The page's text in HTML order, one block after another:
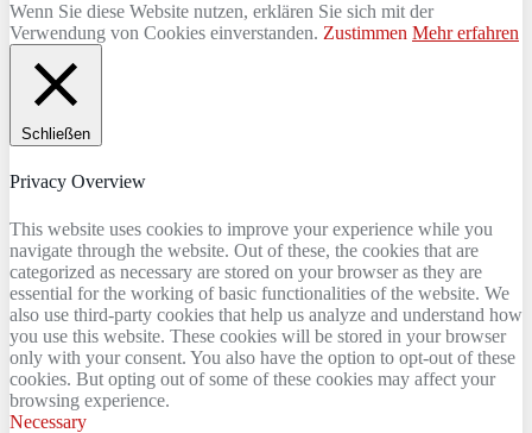
Wenn Sie diese Website nutzen, erklären Sie sich mit der
Verwendung von Cookies einverstanden. Zustimmen Mehr erfahren
Schließen
Privacy Overview
This website uses cookies to improve your experience while you
navigate through the website. Out of these, the cookies that are
categorized as necessary are stored on your browser as they are
essential for the working of basic functionalities of the website. We
also use third-party cookies that help us analyze and understand how
you use this website. These cookies will be stored in your browser
only with your consent. You also have the option to opt-out of these
cookies. But opting out of some of these cookies may affect your
browsing experience.
Necessary